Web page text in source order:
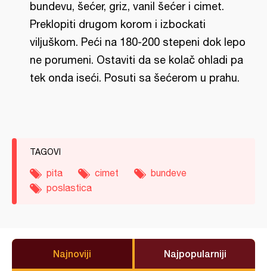
bundevu, šećer, griz, vanil šećer i cimet.
Preklopiti drugom korom i izbockati
viljuškom. Peći na 180-200 stepeni dok lepo
ne porumeni. Ostaviti da se kolač ohladi pa
tek onda iseći. Posuti sa šećerom u prahu.
TAGOVI
pita cimet
bundeve
poslastica
Najnoviji Najpopularniji